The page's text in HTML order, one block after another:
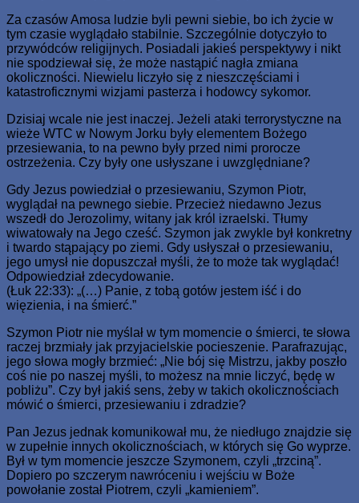
Za czasów Amosa ludzie byli pewni siebie, bo ich życie w
tym czasie wyglądało stabilnie. Szczególnie dotyczyło to
przywódców religijnych. Posiadali jakieś perspektywy i nikt
nie spodziewał się, że może nastąpić nagła zmiana
okoliczności. Niewielu liczyło się z nieszczęściami i
katastroficznymi wizjami pasterza i hodowcy sykomor.
Dzisiaj wcale nie jest inaczej. Jeżeli ataki terrorystyczne na
wieże WTC w Nowym Jorku były elementem Bożego
przesiewania, to na pewno były przed nimi prorocze
ostrzeżenia. Czy były one usłyszane i uwzględniane?
Gdy Jezus powiedział o przesiewaniu, Szymon Piotr,
wyglądał na pewnego siebie. Przecież niedawno Jezus
wszedł do Jerozolimy, witany jak król izraelski. Tłumy
wiwatowały na Jego cześć. Szymon jak zwykle był konkretny
i twardo stąpający po ziemi. Gdy usłyszał o przesiewaniu,
jego umysł nie dopuszczał myśli, że to może tak wyglądać!
Odpowiedział zdecydowanie.
(Łuk 22:33): „(…) Panie, z tobą gotów jestem iść i do
więzienia, i na śmierć.”
Szymon Piotr nie myślał w tym momencie o śmierci, te słowa
raczej brzmiały jak przyjacielskie pocieszenie. Parafrazując,
jego słowa mogły brzmieć: „Nie bój się Mistrzu, jakby poszło
coś nie po naszej myśli, to możesz na mnie liczyć, będę w
pobliżu”. Czy był jakiś sens, żeby w takich okolicznościach
mówić o śmierci, przesiewaniu i zdradzie?
Pan Jezus jednak komunikował mu, że niedługo znajdzie się
w zupełnie innych okolicznościach, w których się Go wyprze.
Był w tym momencie jeszcze Szymonem, czyli „trzciną”.
Dopiero po szczerym nawróceniu i wejściu w Boże
powołanie został Piotrem, czyli „kamieniem”.